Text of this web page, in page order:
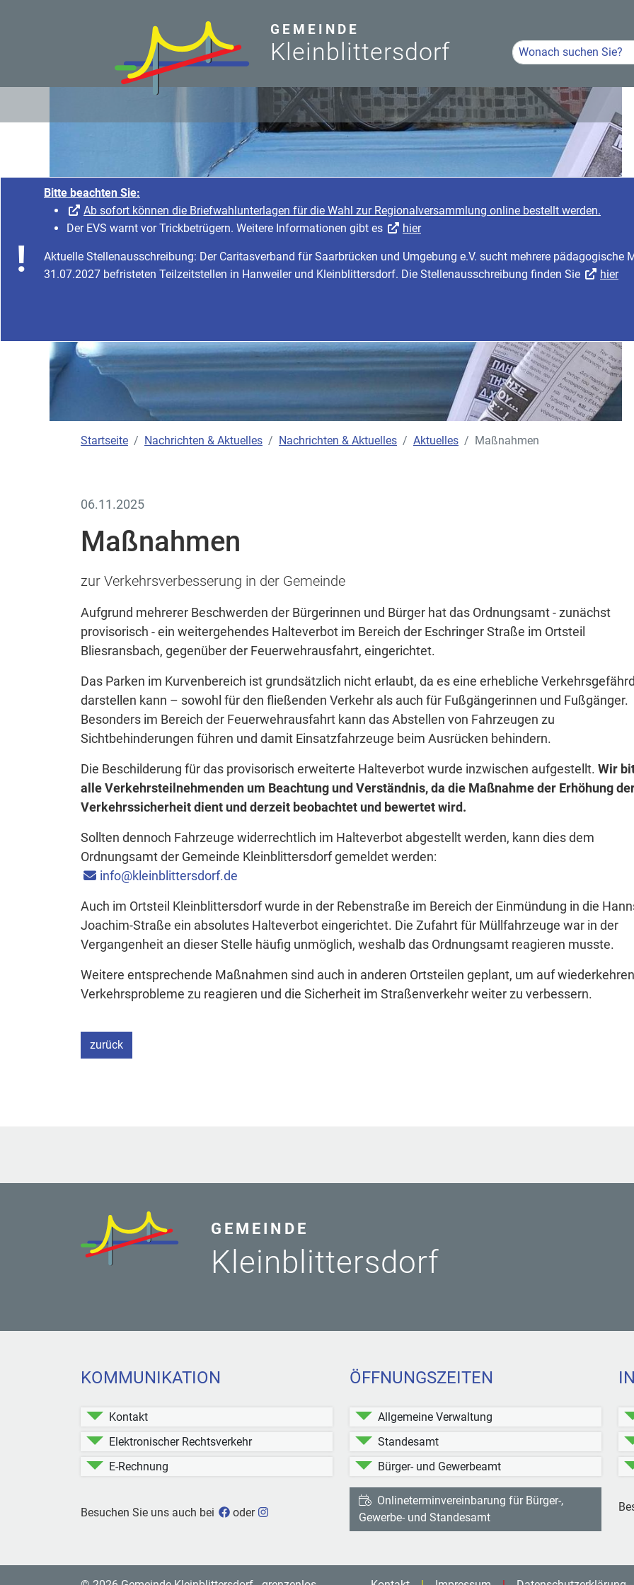
Bitte beachten Sie:
Ab sofort können die Briefwahlunterlagen für die Wahl zur Regionalversammlung online bestellt werden.
Der EVS warnt vor Trickbetrügern. Weitere Informationen gibt es
hier
Aktuelle Stellenausschreibung: Der Caritasverband für Saarbrücken und Umgebung e.V. sucht mehrere
31.07.2027 befristeten Teilzeitstellen in Hanweiler und Kleinblittersdorf. Die Stellenausschreibung finden Sie
hier
GEMEINDE
Kleinblittersdorf Volltextsuche
Hier Suchbegriff
Startseite Nachrichten & Aktuelles Nachrichten & Aktuelles Aktuelles Maßnahmen
06.11.2025
Maßnahmen
zur Verkehrsverbesserung in der Gemeinde
Aufgrund mehrerer Beschwerden der Bürgerinnen und Bürger hat das Ordnungsamt - zunächst
provisorisch - ein weitergehendes Halteverbot im Bereich der Eschringer Straße im Ortsteil
Bliesransbach, gegenüber der Feuerwehrausfahrt, eingerichtet.
Das Parken im Kurvenbereich ist grundsätzlich nicht erlaubt, da es eine erhebliche
darstellen kann – sowohl für den fließenden Verkehr als auch für Fußgängerinnen und Fußgänger.
Besonders im Bereich der Feuerwehrausfahrt kann das Abstellen von Fahrzeugen zu
Sichtbehinderungen führen und damit Einsatzfahrzeuge beim Ausrücken behindern.
Die Beschilderung für das provisorisch erweiterte Halteverbot wurde inzwischen aufgestellt. Wir
alle Verkehrsteilnehmenden um Beachtung und Verständnis, da die Maßnahme der Erhöhung
Verkehrssicherheit dient und derzeit beobachtet und bewertet wird.
Sollten dennoch Fahrzeuge widerrechtlich im Halteverbot abgestellt werden, kann dies dem
Ordnungsamt der Gemeinde Kleinblittersdorf gemeldet werden:
info@kleinblittersdorf.de
Auch im Ortsteil Kleinblittersdorf wurde in der Rebenstraße im Bereich der Einmündung in die
Joachim-Straße ein absolutes Halteverbot eingerichtet. Die Zufahrt für Müllfahrzeuge war in der
Vergangenheit an dieser Stelle häufig unmöglich, weshalb das Ordnungsamt reagieren musste.
Weitere entsprechende Maßnahmen sind auch in anderen Ortsteilen geplant, um auf
Verkehrsprobleme zu reagieren und die Sicherheit im Straßenverkehr weiter zu verbessern.
zurück
GEMEINDE
Kleinblittersdorf
KOMMUNIKATION
Kontakt
Elektronischer Rechtsverkehr
E-Rechnung
Besuchen Sie uns auch bei Gemeinde Kleinblittersdorf bei Facebook
oder Gemeinde Kleinblittersdorf bei Instagram
ÖFFNUNGSZEITEN
Allgemeine Verwaltung
Standesamt
Bürger- und Gewerbeamt
Onlineterminvereinbarung für Bürger-,
Gewerbe- und Standesamt